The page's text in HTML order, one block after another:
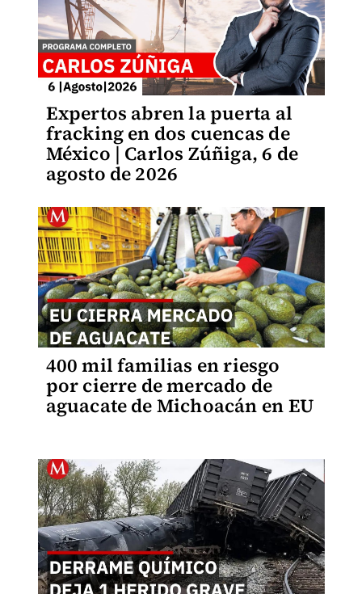
Expertos abren la puerta al
fracking en dos cuencas de
México | Carlos Zúñiga, 6 de
agosto de 2026
400 mil familias en riesgo
por cierre de mercado de
aguacate de Michoacán en EU